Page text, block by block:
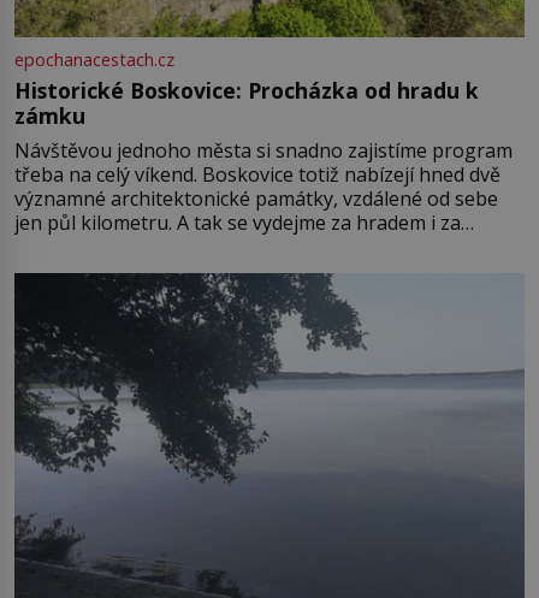
epochanacestach.cz
Historické Boskovice: Procházka od hradu k
zámku
Návštěvou jednoho města si snadno zajistíme program
třeba na celý víkend. Boskovice totiž nabízejí hned dvě
významné architektonické památky, vzdálené od sebe
jen půl kilometru. A tak se vydejme za hradem i za
Boskovice na okraji Drahanské vrchoviny vznikla někdy
ve13. století, a už v roce 1313 kronikáři zaznamenali